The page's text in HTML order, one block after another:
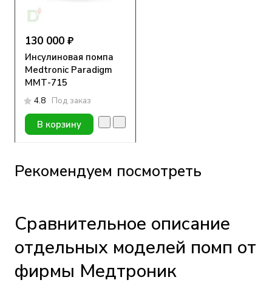
130 000 ₽
Инсулиновая помпа
Medtronic Paradigm
MMТ-715
4.8 Под заказ
В корзину
Рекомендуем посмотреть
Сравнительное описание
отдельных моделей помп от
фирмы Медтроник